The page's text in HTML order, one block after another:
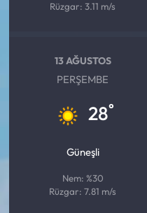
Rüzgar: 3.11 m/s
13 AĞUSTOS
PERŞEMBE
28°
Güneşli
Nem: %30
Rüzgar: 7.81 m/s